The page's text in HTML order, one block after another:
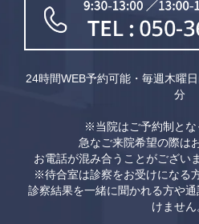
24時間WEB予約可能・毎週木曜
分
※当院はご予約制とな
急なご来院希望の際は
お電話が混み合うことがござい
※待合室は診察をお受けになる
診察結果を一緒に聞かれる方や
けません